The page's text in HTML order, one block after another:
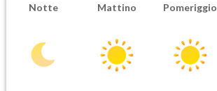
Notte Mattino Pomeriggio